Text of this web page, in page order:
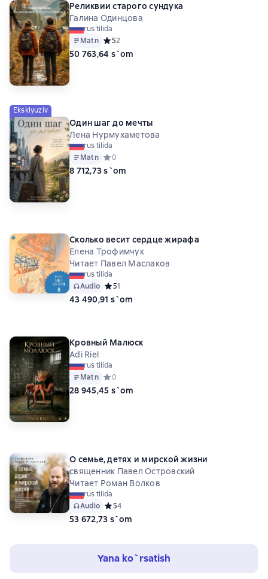
Реликвии старого сундука
Галина Одинцова
rus tilida
Matn Средний рейтинг 5 на основе 2 оценок
52
50 763,64 s`om
Eksklyuziv
Один шаг до мечты
Лена Нурмухаметова
rus tilida
Matn Средний рейтинг 0 на основе 0 оценок
0
8 712,73 s`om
Сколько весит сердце жирафа
Елена Трофимчук
Читает Павел Маслаков
rus tilida
Audio Средний рейтинг 5 на основе 1 оценок
51
43 490,91 s`om
Кровный Малюск
Adi Riel
rus tilida
Matn Средний рейтинг 0 на основе 0 оценок
0
28 945,45 s`om
О семье, детях и мирской жизни
священник Павел Островский
Читает Роман Волков
rus tilida
Audio Средний рейтинг 5 на основе 4 оценок
54
53 672,73 s`om
Yana ko`rsatish